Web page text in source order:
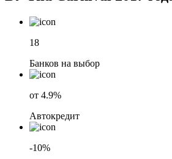
18
Банков на выбор
от 4.9%
Автокредит
-10%